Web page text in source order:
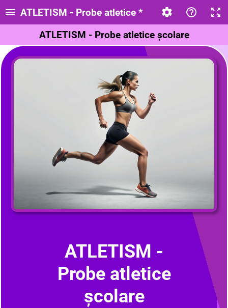
ATLETISM - Probe atletice *
ATLETISM - Probe atletice școlare
ATLETISM -
Probe atletice
școlare